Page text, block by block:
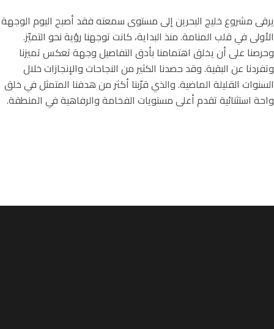
يرقى مشروع خليج البحرين إلى مستوى سمعته فقد أصبح اليوم الوجهة
الأولى في قلب المنامة. منذ البداية، كانت توجهنا رؤية نحو التميّز.
وحرصنا على أن يخلق اهتمامنا بأدق التفاصيل وجهة تعكس تميزنا
وتفردنا عن البقية. وقد حصدنا الكثير من النجاحات والإنجازات خلال
السنوات القليلة الماضية. والذي قرّبنا أكثر من هدفنا المتمثل في خلق
واحة استثنائية تقدم أعلى مستويات الفخامة والرفاهية في المنطقة.